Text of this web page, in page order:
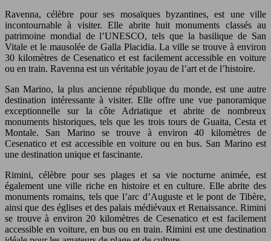
Ravenna, célèbre pour ses mosaïques byzantines, est une ville
incontournable à visiter. Elle abrite huit monuments classés au
patrimoine mondial de l’UNESCO, tels que la basilique de San
Vitale et le mausolée de Galla Placidia. La ville se trouve à environ
30 kilomètres de Cesenatico et est facilement accessible en voiture
ou en train. Ravenna est un véritable joyau de l’art et de l’histoire.
San Marino, la plus ancienne république du monde, est une autre
destination intéressante à visiter. Elle offre une vue panoramique
exceptionnelle sur la côte Adriatique et abrite de nombreux
monuments historiques, tels que les trois tours de Guaita, Cesta et
Montale. San Marino se trouve à environ 40 kilomètres de
Cesenatico et est accessible en voiture ou en bus. San Marino est
une destination unique et fascinante.
Rimini, célèbre pour ses plages et sa vie nocturne animée, est
également une ville riche en histoire et en culture. Elle abrite des
monuments romains, tels que l’arc d’Auguste et le pont de Tibère,
ainsi que des églises et des palais médiévaux et Renaissance. Rimini
se trouve à environ 20 kilomètres de Cesenatico et est facilement
accessible en voiture, en bus ou en train. Rimini est une destination